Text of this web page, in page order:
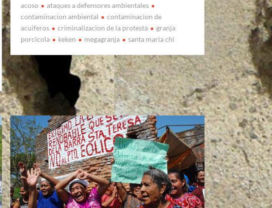
acoso
ataques a defensores ambientales
contaminacion ambiental
contaminacion de
acuiferos
criminalizacion de la protesta
granja
porcicola
keken megagranja santa maria chi